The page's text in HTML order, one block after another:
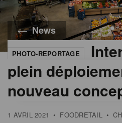
News
PHOTO-REPORTAGE
plein
nouveau
1 AVRIL 2021 • FOODRETAIL •